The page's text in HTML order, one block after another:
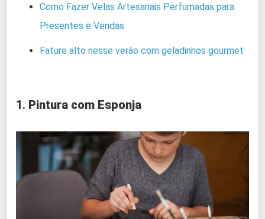
Como Fazer Velas Artesanais Perfumadas para
Presentes e Vendas
Fature alto nesse verão com geladinhos gourmet
1. Pintura com Esponja